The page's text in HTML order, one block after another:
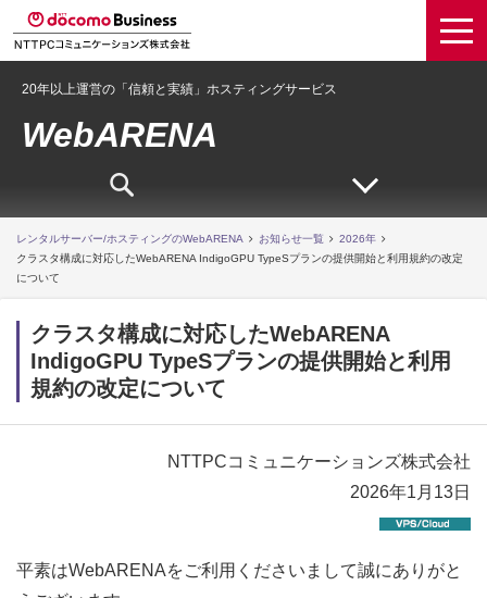
20年以上運営の「信頼と実績」ホスティングサービス
WebARENA
レンタルサーバー/ホスティングのWebARENA お知らせ一覧
2026年
クラスタ構成に対応したWebARENA IndigoGPU TypeSプランの提供開始と利用規約の改定
について
クラスタ構成に対応したWebARENA
IndigoGPU TypeSプランの提供開始と利用
規約の改定について
NTTPCコミュニケーションズ株式会社
2026年1月13日
平素はWebARENAをご利用くださいまして誠にありがと